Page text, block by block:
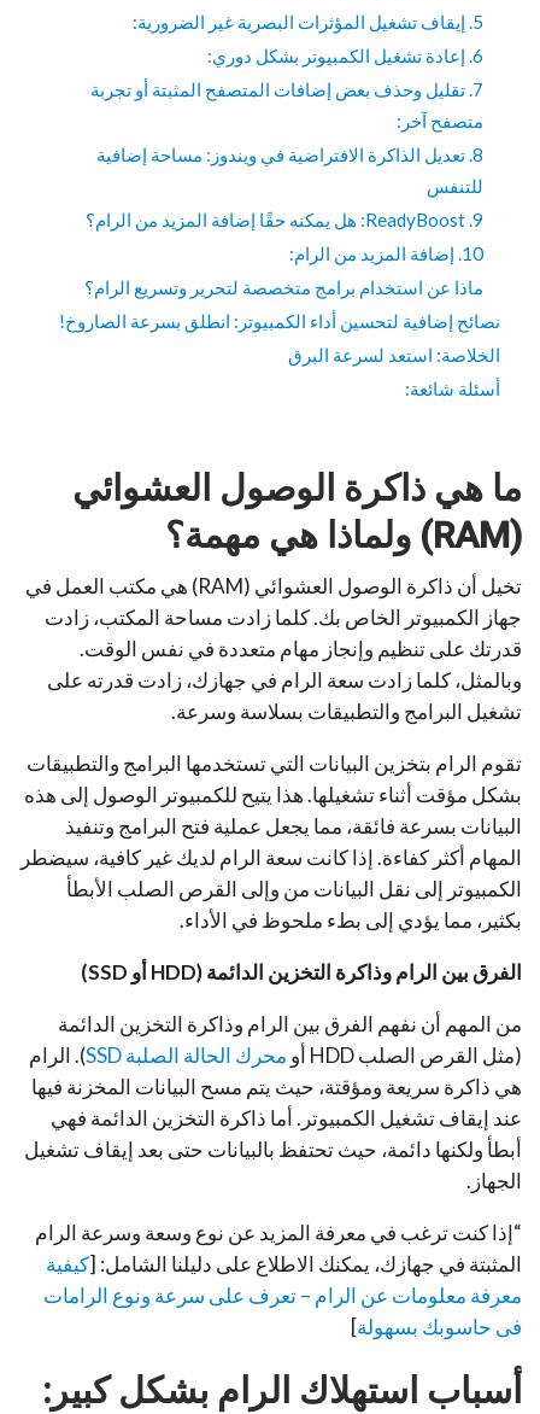
5. إيقاف تشغيل المؤثرات البصرية غير الضرورية:
6. إعادة تشغيل الكمبيوتر بشكل دوري:
7. تقليل وحذف بعض إضافات المتصفح المثبتة أو تجربة
متصفح آخر:
8. تعديل الذاكرة الافتراضية في ويندوز: مساحة إضافية
للتنفس
9. ReadyBoost: هل يمكنه حقًا إضافة المزيد من الرام؟
10. إضافة المزيد من الرام:
ماذا عن استخدام برامج متخصصة لتحرير وتسريع الرام؟
نصائح إضافية لتحسين أداء الكمبيوتر: انطلق بسرعة الصاروخ!
الخلاصة: استعد لسرعة البرق
أسئلة شائعة:
ما هي ذاكرة الوصول العشوائي
(RAM) ولماذا هي مهمة؟
تخيل أن ذاكرة الوصول العشوائي (RAM) هي مكتب العمل في
جهاز الكمبيوتر الخاص بك. كلما زادت مساحة المكتب، زادت
قدرتك على تنظيم وإنجاز مهام متعددة في نفس الوقت.
وبالمثل، كلما زادت سعة الرام في جهازك، زادت قدرته على
تشغيل البرامج والتطبيقات بسلاسة وسرعة.
تقوم الرام بتخزين البيانات التي تستخدمها البرامج والتطبيقات
بشكل مؤقت أثناء تشغيلها. هذا يتيح للكمبيوتر الوصول إلى هذه
البيانات بسرعة فائقة، مما يجعل عملية فتح البرامج وتنفيذ
المهام أكثر كفاءة. إذا كانت سعة الرام لديك غير كافية، سيضطر
الكمبيوتر إلى نقل البيانات من وإلى القرص الصلب الأبطأ
بكثير، مما يؤدي إلى بطء ملحوظ في الأداء.
الفرق بين الرام وذاكرة التخزين الدائمة (HDD أو SSD)
من المهم أن نفهم الفرق بين الرام وذاكرة التخزين الدائمة
(مثل القرص الصلب HDD أو
محرك الحالة الصلبة SSD
). الرام
هي ذاكرة سريعة ومؤقتة، حيث يتم مسح البيانات المخزنة فيها
عند إيقاف تشغيل الكمبيوتر. أما ذاكرة التخزين الدائمة فهي
أبطأ ولكنها دائمة، حيث تحتفظ بالبيانات حتى بعد إيقاف تشغيل
الجهاز.
“إذا كنت ترغب في معرفة المزيد عن نوع وسعة وسرعة الرام
المثبتة في جهازك، يمكنك الاطلاع على دليلنا الشامل: [كيفية
معرفة معلومات عن الرام – تعرف على سرعة ونوع الرامات
فى حاسوبك بسهولة]
أسباب استهلاك الرام بشكل كبير: